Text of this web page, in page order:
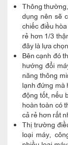
Thông
dụng nên sẽ
chiếc điều
rẻ hơn 1/3
đây là lựa
Bên cạnh đó
hướng đổi
năng thông
lạnh đứng mà
động tốt, nếu
hoàn toàn có
cả rẻ hơn rất
Thị trường
loại máy,